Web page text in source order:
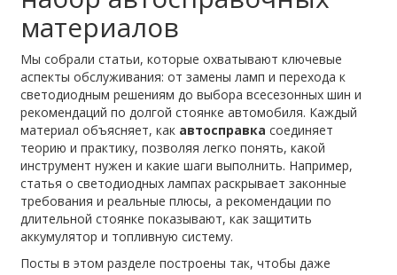
материалов
Мы собрали статьи, которые охватывают ключевые
аспекты обслуживания: от замены ламп и перехода к
светодиодным решениям до выбора всесезонных шин и
рекомендаций по долгой стоянке автомобиля. Каждый
материал объясняет, как автосправка соединяет
теорию и практику, позволяя легко понять, какой
инструмент нужен и какие шаги выполнить. Например,
статья о светодиодных лампах раскрывает законные
требования и реальные плюсы, а рекомендации по
длительной стоянке показывают, как защитить
аккумулятор и топливную систему.
Посты в этом разделе построены так, чтобы даже